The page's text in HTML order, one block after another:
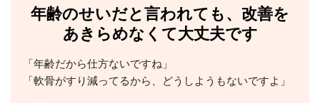
年齢のせいだと言われても、改善を
あきらめなくて大丈夫です
「年齢だから仕方ないですね」
「軟骨がすり減ってるから、どうしようもないですよ」